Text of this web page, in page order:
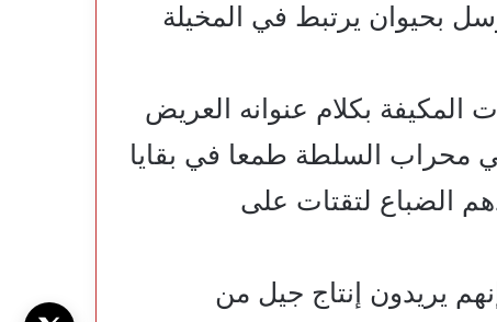
بحيوان يرتبط في المخيلة
المكيفة بكلام عنوانه العريض
في محراب السلطة طمعا في بقايا
الضباع لتقتات على
يريدون إنتاج جيل من